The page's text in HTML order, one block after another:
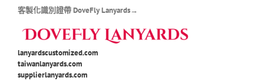
客製化識別證帶 DoveFly Lanyards→
lanyardscustomized.com
taiwanlanyards.com
supplierlanyards.com